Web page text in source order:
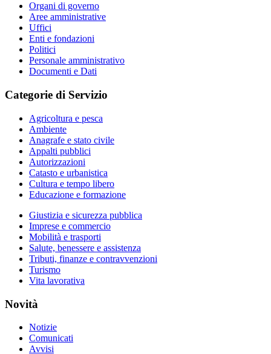
Organi di governo
Aree amministrative
Uffici
Enti e fondazioni
Politici
Personale amministrativo
Documenti e Dati
Categorie di Servizio
Agricoltura e pesca
Ambiente
Anagrafe e stato civile
Appalti pubblici
Autorizzazioni
Catasto e urbanistica
Cultura e tempo libero
Educazione e formazione
Giustizia e sicurezza pubblica
Imprese e commercio
Mobilità e trasporti
Salute, benessere e assistenza
Tributi, finanze e contravvenzioni
Turismo
Vita lavorativa
Novità
Notizie
Comunicati
Avvisi